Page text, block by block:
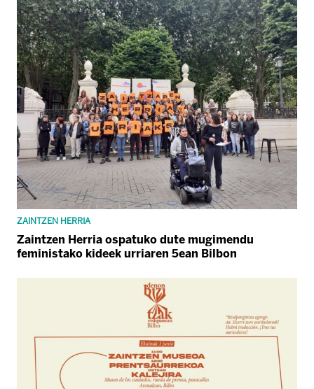
ZAINTZEN HERRIA
Zaintzen Herria ospatuko dute mugimendu
feministako kideek urriaren 5ean Bilbon